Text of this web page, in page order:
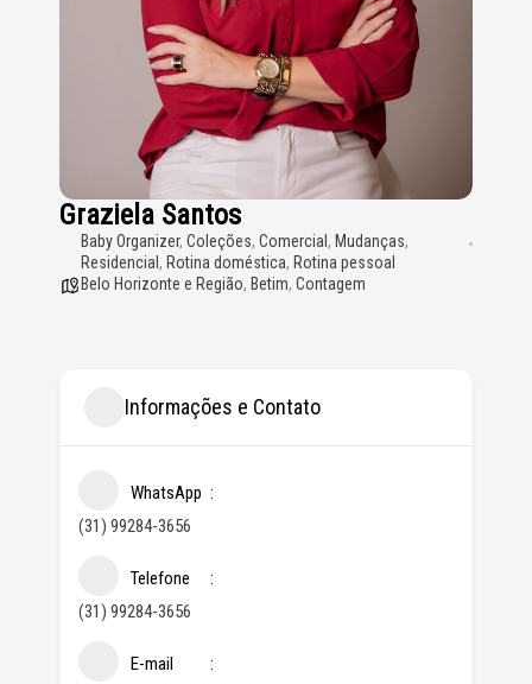
Graziela Santos
Baby Organizer,Coleções,Comercial , Mudanças,
Residencial , Rotina doméstica, Rotina pessoal
Belo Horizonte e Região, Betim,Contagem
Informações e Contato
WhatsApp
(31) 99284-3656
Telefone
(31) 99284-3656
E-mail